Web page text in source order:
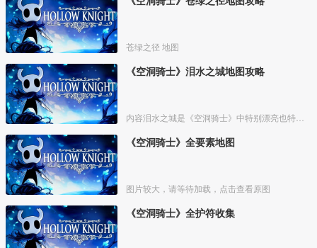
苍绿之径 地图
《空洞骑士》泪水之城地图攻略
《空洞骑士》全要素地图
图片较大，请等待加载，点击查看原图
《空洞骑士》全护符收集